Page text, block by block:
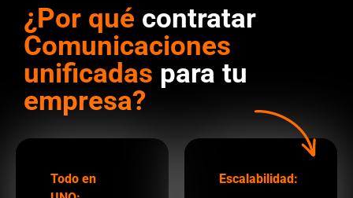
¿Por qué contratar
Comunicaciones
unificadas para tu
empresa?
Todo en
Escalabilidad: